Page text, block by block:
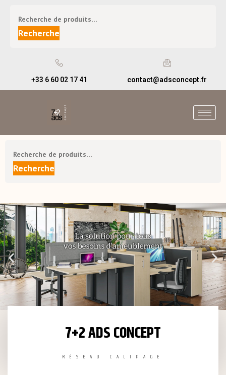
Recherche
+33 6 60 02 17 41 contact@adsconcept.fr
Recherche
7+2 ADS CONCEPT
RÉSEAU CALIPAGE